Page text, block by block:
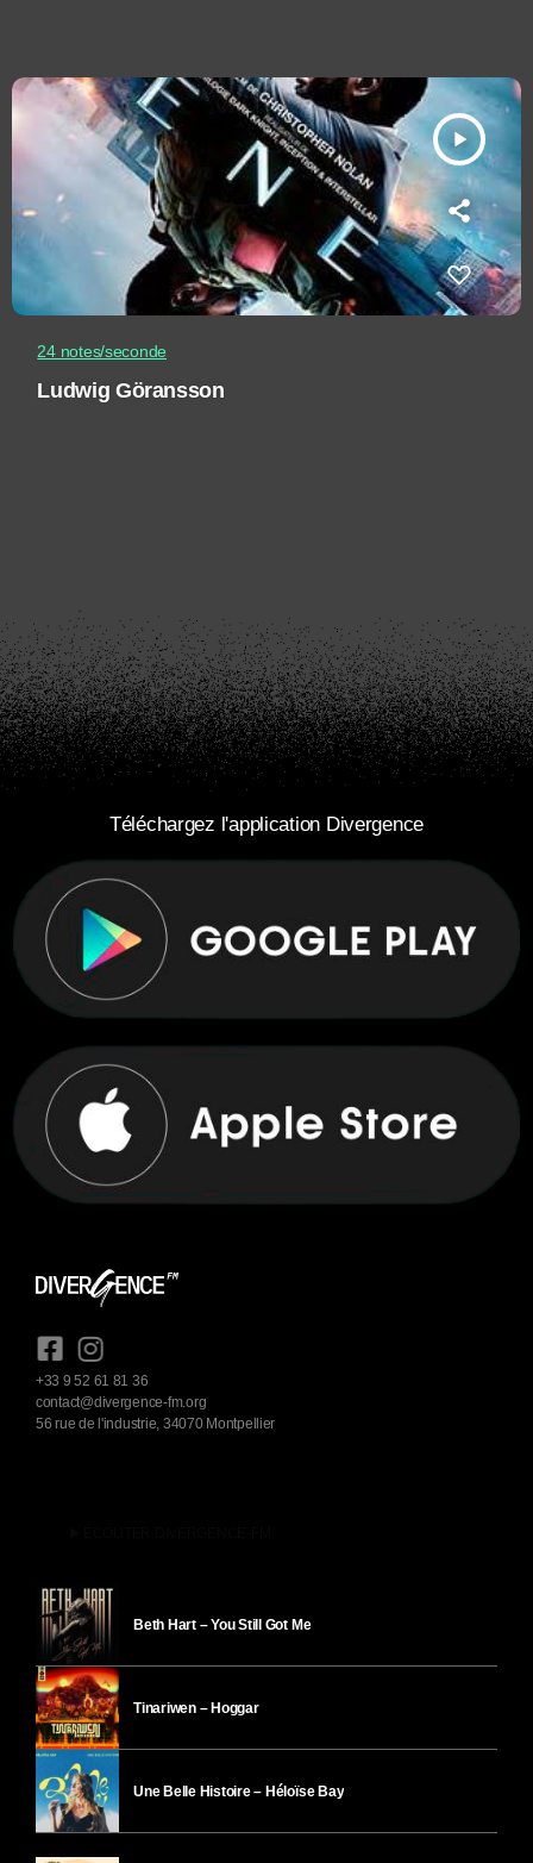
play_arrow
24 notes/seconde
Ludwig Göransson
Téléchargez l'application Divergence
+33 9 52 61 81 36
contact@divergence-fm.org
56 rue de l'industrie, 34070 Montpellier
Beth Hart – You Still Got Me
Tinariwen – Hoggar
Une Belle Histoire – Héloïse Bay